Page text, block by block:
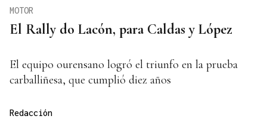
El Rally do Lacón, para Caldas y López
MOTOR
El equipo ourensano logró el triunfo en la prueba
carballiñesa, que cumplió diez años
Redacción